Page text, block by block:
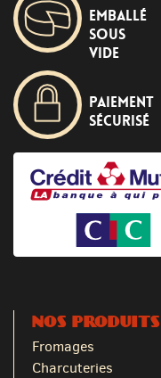
Emballé
sous
vide
Paiement
sécurisé
NOS PRODUITS
Fromages
Charcuteries